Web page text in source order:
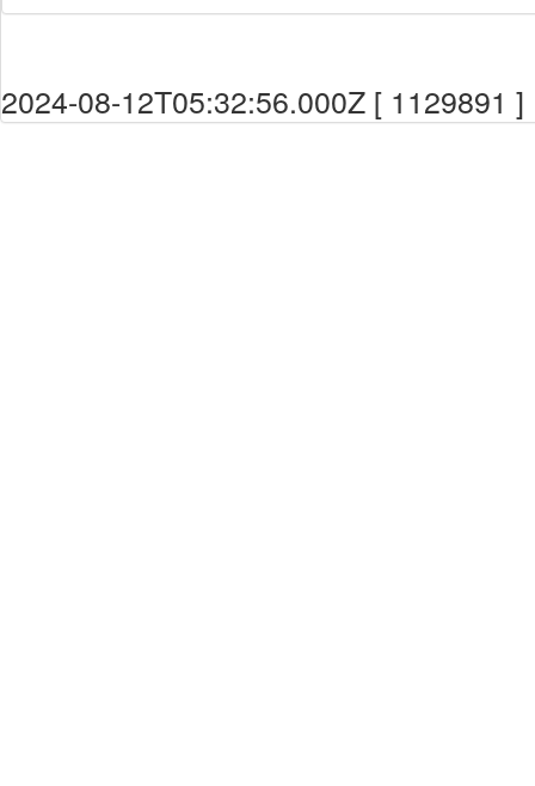
2024-08-12T05:32:56.000Z [ 1129891 ]